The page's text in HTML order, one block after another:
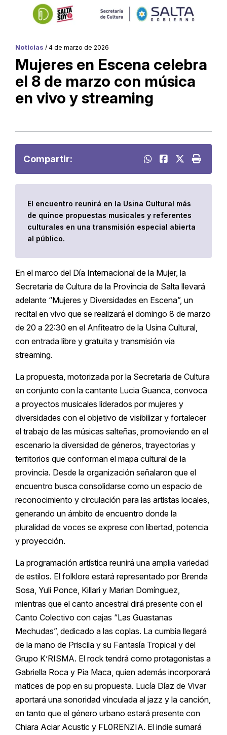
Noticias / 4 de marzo de 2026
Mujeres en Escena celebra
el 8 de marzo con música
en vivo y streaming
Compartir:
El encuentro reunirá en la Usina Cultural más
de quince propuestas musicales y referentes
culturales en una transmisión especial abierta
al público.
En el marco del Día Internacional de la Mujer, la
Secretaría de Cultura de la Provincia de Salta llevará
adelante “Mujeres y Diversidades en Escena”, un
recital en vivo que se realizará el domingo 8 de marzo
de 20 a 22:30 en el Anfiteatro de la Usina Cultural,
con entrada libre y gratuita y transmisión vía
streaming.
La propuesta, motorizada por la Secretaria de Cultura
en conjunto con la cantante Lucia Guanca, convoca
a proyectos musicales liderados por mujeres y
diversidades con el objetivo de visibilizar y fortalecer
el trabajo de las músicas salteñas, promoviendo en el
escenario la diversidad de géneros, trayectorias y
territorios que conforman el mapa cultural de la
provincia. Desde la organización señalaron que el
encuentro busca consolidarse como un espacio de
reconocimiento y circulación para las artistas locales,
generando un ámbito de encuentro donde la
pluralidad de voces se exprese con libertad, potencia
y proyección.
La programación artística reunirá una amplia variedad
de estilos. El folklore estará representado por Brenda
Sosa, Yuli Ponce, Killari y Marian Domínguez,
mientras que el canto ancestral dirá presente con el
Canto Colectivo con cajas “Las Guastanas
Mechudas”, dedicado a las coplas. La cumbia llegará
de la mano de Priscila y su Fantasía Tropical y del
Grupo K’RISMA. El rock tendrá como protagonistas a
Gabriella Roca y Pia Maca, quien además incorporará
matices de pop en su propuesta. Lucía Díaz de Vivar
aportará una sonoridad vinculada al jazz y la canción,
en tanto que el género urbano estará presente con
Chiara Aciar Acustic y FL0RENZIA. El indie sumará